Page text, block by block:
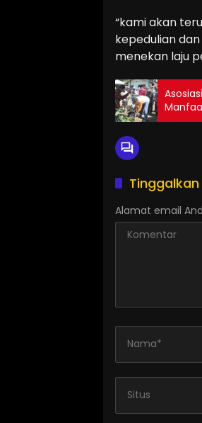
“kami akan
kepedulian
menekan laju
Alamat email